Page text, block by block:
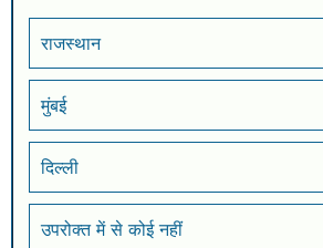
राजस्थान
मुंबई
दिल्ली
उपरोक्त में से कोई नहीं